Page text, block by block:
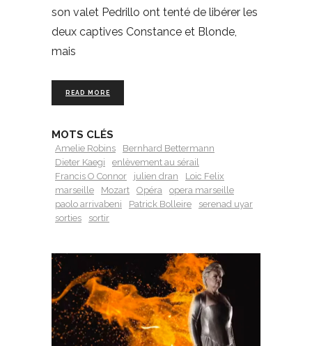
son valet Pedrillo ont tenté de libérer les
deux captives Constance et Blonde,
mais
READ MORE
MOTS CLÉS
Amelie Robins
Bernhard Bettermann
Dieter Kaegi
enlèvement au sérail
Francis O Connor
julien dran
Loic Felix
marseille
Mozart Opéra
opera marseille
paolo arrivabeni
Patrick Bolleire
serenad uyar
sorties
sortir